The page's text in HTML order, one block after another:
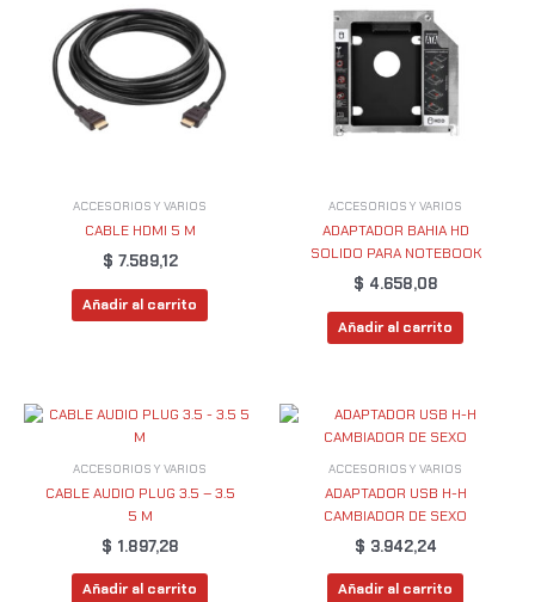
ACCESORIOS Y VARIOS
CABLE HDMI 5 M
$ 7.589,12
Añadir al carrito
ACCESORIOS Y VARIOS
ADAPTADOR BAHIA HD
SOLIDO PARA NOTEBOOK
$ 4.658,08
Añadir al carrito
ACCESORIOS Y VARIOS
CABLE AUDIO PLUG 3.5 – 3.5
5 M
$ 1.897,28
Añadir al carrito
ACCESORIOS Y VARIOS
ADAPTADOR USB H-H
CAMBIADOR DE SEXO
$ 3.942,24
Añadir al carrito